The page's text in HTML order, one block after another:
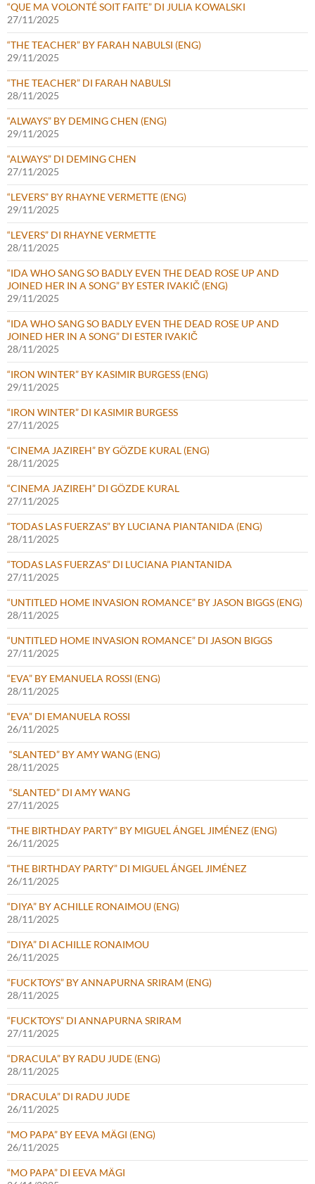
“QUE MA VOLONTÉ SOIT FAITE” DI JULIA KOWALSKI
27/11/2025
“THE TEACHER” BY FARAH NABULSI (ENG)
29/11/2025
“THE TEACHER” DI FARAH NABULSI
28/11/2025
“ALWAYS” BY DEMING CHEN (ENG)
29/11/2025
“ALWAYS” DI DEMING CHEN
27/11/2025
“LEVERS” BY RHAYNE VERMETTE (ENG)
29/11/2025
“LEVERS” DI RHAYNE VERMETTE
28/11/2025
“IDA WHO SANG SO BADLY EVEN THE DEAD ROSE UP AND
JOINED HER IN A SONG” BY ESTER IVAKIČ (ENG)
29/11/2025
“IDA WHO SANG SO BADLY EVEN THE DEAD ROSE UP AND
JOINED HER IN A SONG” DI ESTER IVAKIČ
28/11/2025
“IRON WINTER” BY KASIMIR BURGESS (ENG)
29/11/2025
“IRON WINTER” DI KASIMIR BURGESS
27/11/2025
“CINEMA JAZIREH” BY GÖZDE KURAL (ENG)
28/11/2025
“CINEMA JAZIREH” DI GÖZDE KURAL
27/11/2025
“TODAS LAS FUERZAS” BY LUCIANA PIANTANIDA (ENG)
28/11/2025
“TODAS LAS FUERZAS” DI LUCIANA PIANTANIDA
27/11/2025
“UNTITLED HOME INVASION ROMANCE” BY JASON BIGGS (ENG)
28/11/2025
“UNTITLED HOME INVASION ROMANCE” DI JASON BIGGS
27/11/2025
“EVA” BY EMANUELA ROSSI (ENG)
28/11/2025
“EVA” DI EMANUELA ROSSI
26/11/2025
“SLANTED” BY AMY WANG (ENG)
28/11/2025
“SLANTED” DI AMY WANG
27/11/2025
“THE BIRTHDAY PARTY” BY MIGUEL ÁNGEL JIMÉNEZ (ENG)
26/11/2025
“THE BIRTHDAY PARTY” DI MIGUEL ÁNGEL JIMÉNEZ
26/11/2025
“DIYA” BY ACHILLE RONAIMOU (ENG)
28/11/2025
“DIYA” DI ACHILLE RONAIMOU
26/11/2025
“FUCKTOYS” BY ANNAPURNA SRIRAM (ENG)
28/11/2025
“FUCKTOYS” DI ANNAPURNA SRIRAM
27/11/2025
“DRACULA” BY RADU JUDE (ENG)
28/11/2025
“DRACULA” DI RADU JUDE
26/11/2025
“MO PAPA” BY EEVA MÄGI (ENG)
26/11/2025
“MO PAPA” DI EEVA MÄGI